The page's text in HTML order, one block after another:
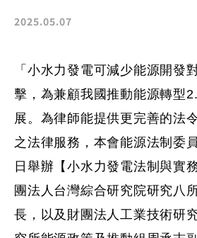
2025.05.07
「小水力發電可減少能源開發
擊，為兼顧我國推動能源轉型
展。為律師能提供更完善的法
之法律服務，本會能源法制委
日舉辦【小水力發電法制與實
團法人台灣綜合研究院研究八
長，以及財團法人工業技術研